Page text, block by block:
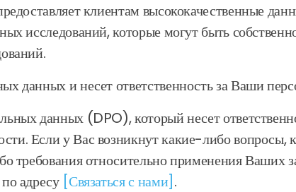
клиентам высококачественные
исследований, которые могут быть
данных и несет ответственность за Ваши
данных (DPO), который несет
Если у Вас возникнут какие-либо вопросы,
требования относительно применения Ваших
адресу [Связаться с нами] .